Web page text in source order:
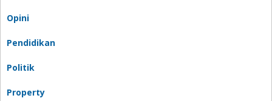
Opini
Pendidikan
Politik
Property